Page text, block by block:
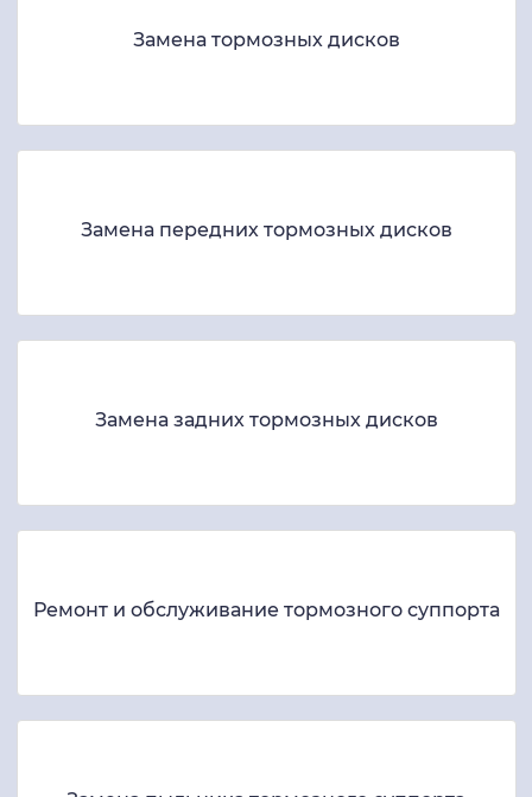
Замена тормозных дисков
Замена передних тормозных дисков
Замена задних тормозных дисков
Ремонт и обслуживание тормозного суппорта